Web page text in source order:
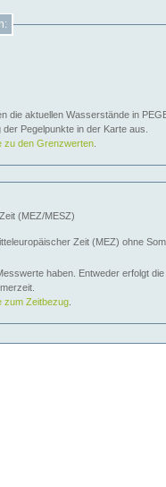
die aktuellen Wasserstände in
der Pegelpunkte in der Karte aus.
zu den Grenzwerten
(MEZ/MESZ)
Zeit (MEZ) ohne
haben. Entweder erfolgt
zum Zeitbezug